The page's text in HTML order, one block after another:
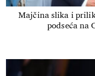
Majčina slika i
podseća na